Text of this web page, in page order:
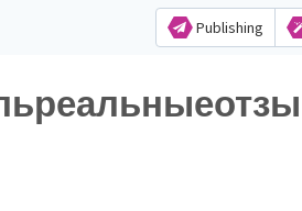
Publishing